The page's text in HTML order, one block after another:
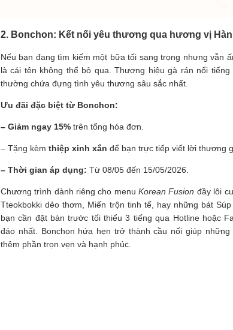
2. Bonchon: Kết nối yêu thương qua hương vị
Nếu bạn đang tìm kiếm một bữa tối sang trọng nhưng vẫn
là cái tên không thể bỏ qua. Thương hiệu gà rán nổi
thường chứa đựng tình yêu thương sâu sắc nhất.
Ưu đãi đặc biệt từ Bonchon:
– Giảm ngay 15% trên tổng hóa đơn.
– Tặng kèm thiệp xinh xắn để bạn trực tiếp viết lời thương
– Thời gian áp dụng: Từ 08/05 đến 15/05/2026.
Chương trình dành riêng cho menuKorean Fusion đầy lôi
Tteokbokki dẻo thơm, Miến trộn tinh tế, hay những bát
bạn cần đặt bàn trước tối thiểu 3 tiếng qua Hotline hoặc
đáo nhất. Bonchon hứa hẹn trở thành cầu nối giúp
thêm phần trọn vẹn và hạnh phúc.